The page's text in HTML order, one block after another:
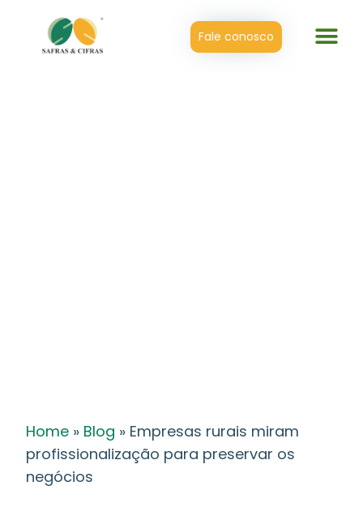
Fale conosco
Home » Blog » Empresas rurais miram
profissionalização para preservar os
negócios